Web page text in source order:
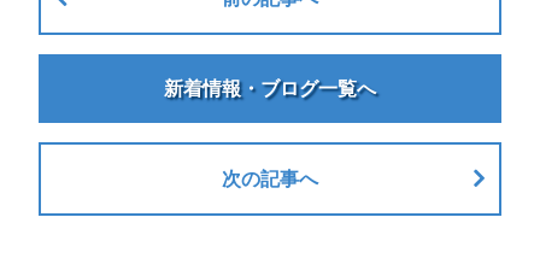
新着情報・ブログ一覧へ
次の記事へ